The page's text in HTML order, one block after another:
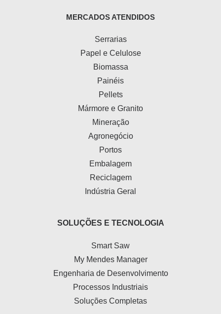
MERCADOS ATENDIDOS
Serrarias
Papel e Celulose
Biomassa
Painéis
Pellets
Mármore e Granito
Mineração
Agronegócio
Portos
Embalagem
Reciclagem
Indústria Geral
SOLUÇÕES E TECNOLOGIA
Smart Saw
My Mendes Manager
Engenharia de Desenvolvimento
Processos Industriais
Soluções Completas